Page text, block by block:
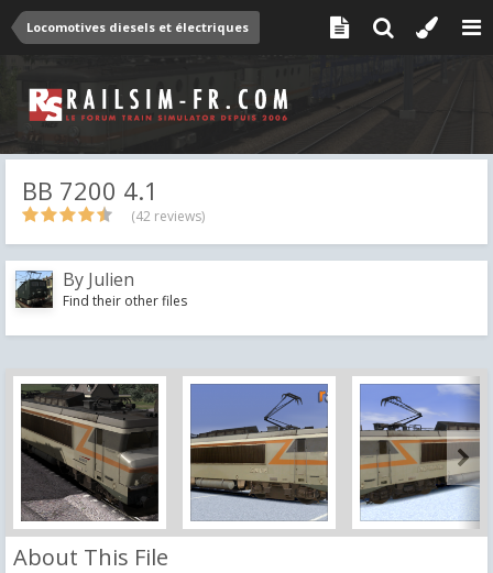
Locomotives diesels et électriques
BB 7200 4.1
(42 reviews)
By Julien
Find their other files
About This File